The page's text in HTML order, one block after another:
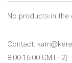
No products in the
Contact:
8:00-16:00 GMT+2)